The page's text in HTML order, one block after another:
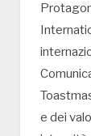
e dei